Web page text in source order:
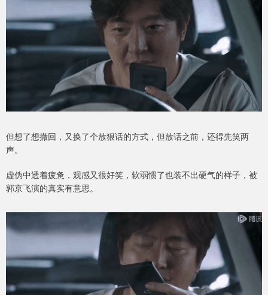
但想了想撤回，又换了个放狠话的方式，但放话之前，还得先笑两
声。
虚伪中透着疲惫，观感又很好笑，软弱惯了也装不出硬气的样子，被
郭京飞演的真实有意思。